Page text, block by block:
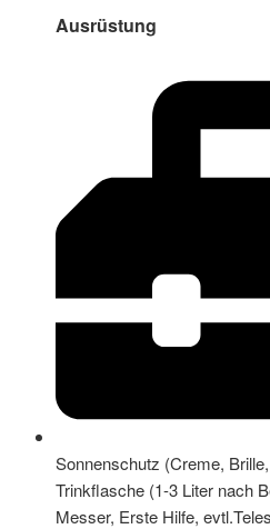
Ausrüstung
Sonnenschutz (Creme,
Trinkflasche (1-3 Liter nach
Messer, Erste Hilfe,